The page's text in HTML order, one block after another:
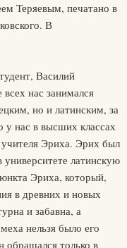
Теряевым, печатано в
В
Василий
нас занимался
но и латинским, за
нас в высших классах
учителя Эриха. Эрих был
латинскую
Эриха, который,
в древних и новых
и забавна, а
нельзя было его
только в